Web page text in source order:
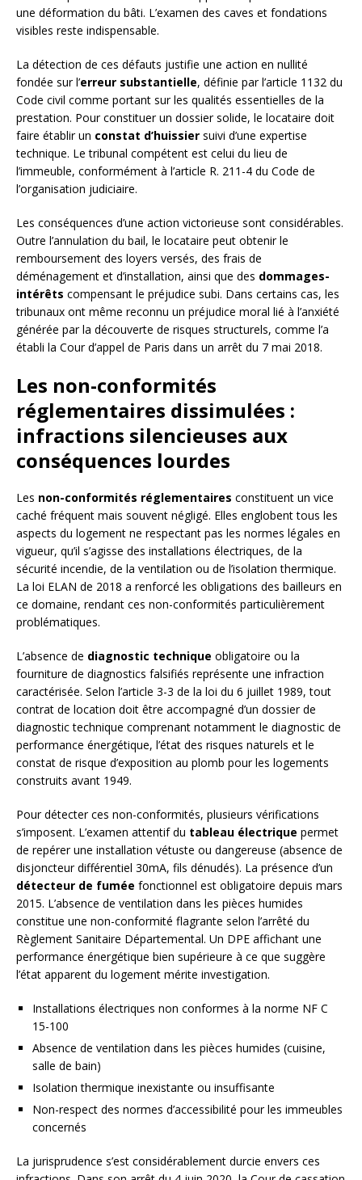
une déformation du bâti. L’examen des caves et fondations
visibles reste indispensable.
La détection de ces défauts justifie une action en nullité
fondée sur l’erreur substantielle, définie par l’article 1132 du
Code civil comme portant sur les qualités essentielles de la
prestation. Pour constituer un dossier solide, le locataire doit
faire établir un constat d’huissier suivi d’une expertise
technique. Le tribunal compétent est celui du lieu de
l’immeuble, conformément à l’article R. 211-4 du Code de
l’organisation judiciaire.
Les conséquences d’une action victorieuse sont considérables.
Outre l’annulation du bail, le locataire peut obtenir le
remboursement des loyers versés, des frais de
déménagement et d’installation, ainsi que des dommages-
intérêts compensant le préjudice subi. Dans certains cas, les
tribunaux ont même reconnu un préjudice moral lié à l’anxiété
générée par la découverte de risques structurels, comme l’a
établi la Cour d’appel de Paris dans un arrêt du 7 mai 2018.
Les non-conformités
réglementaires dissimulées :
infractions silencieuses aux
conséquences lourdes
Les non-conformités réglementaires constituent un vice
caché fréquent mais souvent négligé. Elles englobent tous les
aspects du logement ne respectant pas les normes légales en
vigueur, qu’il s’agisse des installations électriques, de la
sécurité incendie, de la ventilation ou de l’isolation thermique.
La loi ELAN de 2018 a renforcé les obligations des bailleurs en
ce domaine, rendant ces non-conformités particulièrement
problématiques.
L’absence de diagnostic technique obligatoire ou la
fourniture de diagnostics falsifiés représente une infraction
caractérisée. Selon l’article 3-3 de la loi du 6 juillet 1989, tout
contrat de location doit être accompagné d’un dossier de
diagnostic technique comprenant notamment le diagnostic de
performance énergétique, l’état des risques naturels et le
constat de risque d’exposition au plomb pour les logements
construits avant 1949.
Pour détecter ces non-conformités, plusieurs vérifications
s’imposent. L’examen attentif du tableau électrique permet
de repérer une installation vétuste ou dangereuse (absence de
disjoncteur différentiel 30mA, fils dénudés). La présence d’un
détecteur de fumée fonctionnel est obligatoire depuis mars
2015. L’absence de ventilation dans les pièces humides
constitue une non-conformité flagrante selon l’arrêté du
Règlement Sanitaire Départemental. Un DPE affichant une
performance énergétique bien supérieure à ce que suggère
l’état apparent du logement mérite investigation.
Installations électriques non conformes à la norme NF C
15-100
Absence de ventilation dans les pièces humides (cuisine,
salle de bain)
Isolation thermique inexistante ou insuffisante
Non-respect des normes d’accessibilité pour les immeubles
concernés
La jurisprudence s’est considérablement durcie envers ces